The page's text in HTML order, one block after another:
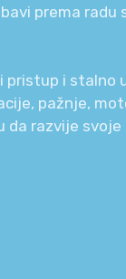
prema radu
pristup i stalno
pažnje,
da razvije